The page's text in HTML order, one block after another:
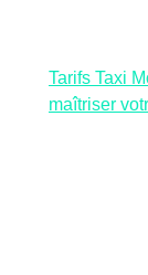
Tarifs Taxi
maîtriser